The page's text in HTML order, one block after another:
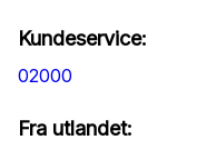
Kundeservice:
02000
Fra utlandet: